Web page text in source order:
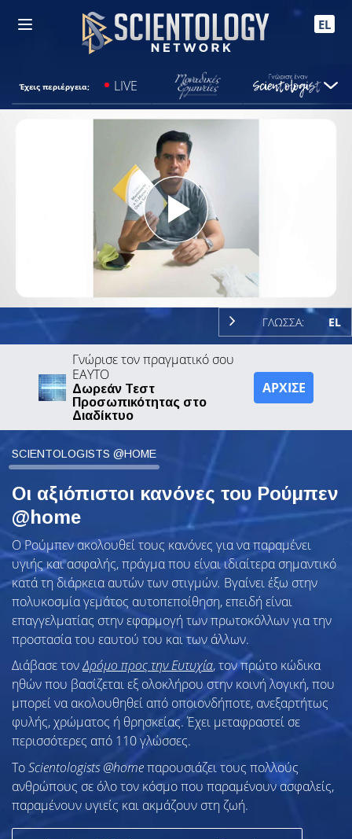
EL
Έχεις περιέργεια; LIVE
Play
Video
ΓΛΩΣΣΑ: EL
Γνώρισε τον πραγματικό σου
ΕΑΥΤΟ
Δωρεάν Τεστ
Προσωπικότητας στο
Διαδίκτυο
ΑΡΧΙΣΕ
SCIENTOLOGISTS @HOME
Οι αξιόπιστοι κανόνες του Ρούμπεν
@home
Ο Ρούμπεν ακολουθεί τους κανόνες για να παραμένει
υγιής και ασφαλής, πράγμα που είναι ιδιαίτερα σημαντικό
κατά τη διάρκεια αυτών των στιγμών. Βγαίνει έξω στην
πολυκοσμία γεμάτος αυτοπεποίθηση, επειδή είναι
επαγγελματίας στην εφαρμογή των πρωτοκόλλων για την
προστασία του εαυτού του και των άλλων.
Διάβασε τονΔρόμο προς την Ευτυχία, τον πρώτο κώδικα
ηθών που βασίζεται εξ ολοκλήρου στην κοινή λογική, που
μπορεί να ακολουθηθεί από οποιονδήποτε, ανεξαρτήτως
φυλής, χρώματος ή θρησκείας. Έχει μεταφραστεί σε
περισσότερες από 110 γλώσσες.
ToScientologists @homeπαρουσιάζει τους πολλούς
ανθρώπους σε όλο τον κόσμο που παραμένουν ασφαλείς,
παραμένουν υγιείς και ακμάζουν στη ζωή.